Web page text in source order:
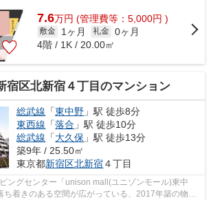
7.6万円 (管理費等：5,000円 )
敷金 1ヶ月 礼金 0ヶ月
4階 / 1K / 20.00㎡
宿区北新宿４丁目のマンション
総武線 「東中野 」駅 徒歩8分
東西線 「落合 」駅 徒歩10分
総武線 「大久保 」駅 徒歩13分
築9年 / 25.50㎡
東京都新宿区北新宿４丁目
ングセンター「unison mall(ユニゾンモール)東中
ち着きのある空間が広がっている、2017年築の物件